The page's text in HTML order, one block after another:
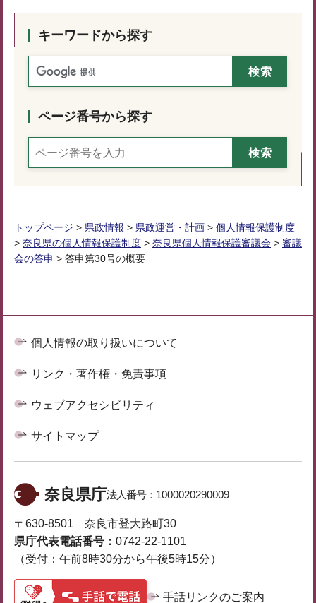
キーワードから探す
ページ番号から探す
トップページ > 県政情報 > 県政運営・計画 > 個人情報保護制度
> 奈良県の個人情報保護制度 > 奈良県個人情報保護審議会 > 審議
会の答申 > 答申第30号の概要
個人情報の取り扱いについて
リンク・著作権・免責事項
ウェブアクセシビリティ
サイトマップ
奈良県庁法人番号： 1000020290009
〒630-8501 奈良市登大路町30
県庁代表電話番号： 0742-22-1101
（受付：午前8時30分から午後5時15分）
手話リンクのご案内